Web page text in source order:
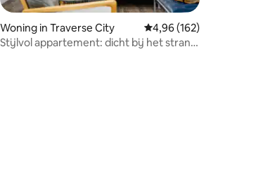
van 4,92 uit 5, 363 recensies
Woning in Traverse City Gemiddelde
4,96 (162)
Stijlvol appartement: dicht bij het strand,